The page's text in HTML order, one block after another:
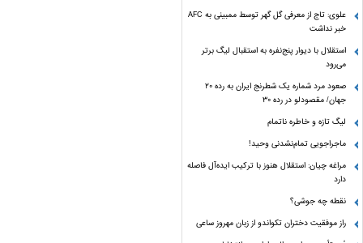
علوی: تاج از معرفی گل گهر توسط ممبینی به AFC
خبر نداشت
استقلال با دیوار پنج‌نفره به استقبال لیگ برتر
می‌رود
صعود مرد شماره یک شطرنج ایران به رده ۲۰
جهان/ مقصودلو در رده ۳۰
لیگ تازه و خاطره ناتمام
ماجراجویی تمام‌نشدنی وحید!
مراغه چیان: استقلال هنوز با ترکیب ایده‌آل فاصله
دارد
نقطه چه جوشی؟
راز موفقیت دختران تکواندو از زبان مهروز ساعی